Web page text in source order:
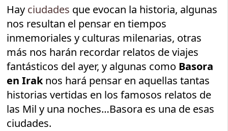
Hay ciudades que evocan la historia, algunas
nos resultan el pensar en tiempos
inmemoriales y culturas milenarias, otras
más nos harán recordar relatos de viajes
fantásticos del ayer, y algunas como Basora
en Iraknos hará pensar en aquellas tantas
historias vertidas en los famosos relatos de
las Mil y una noches…Basora es una de esas
ciudades.